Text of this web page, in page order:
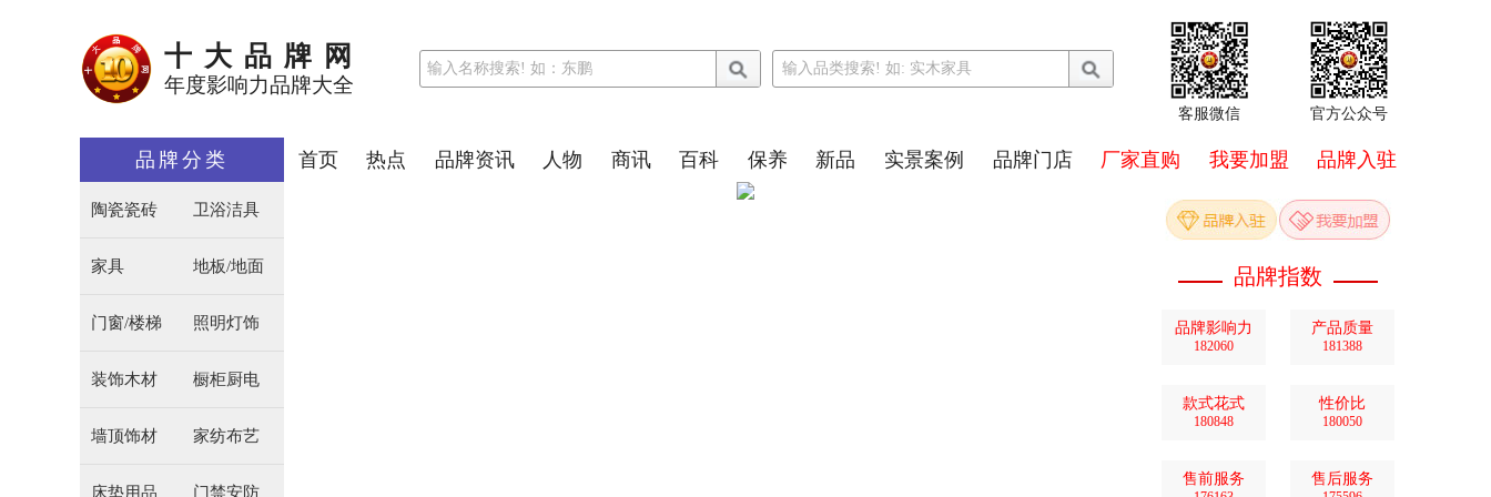
十大品牌网
年度影响力品牌大全
客服微信 官方公众号
品牌分类
陶瓷瓷砖 卫浴洁具
家具 地板/地面
门窗/楼梯 照明灯饰
装饰木材 橱柜厨电
墙顶饰材 家纺布艺
床垫用品 门禁安防
首页 热点 品牌资讯 人物 商讯 百科 保养 新品 实景案例 品牌门店 厂家直购 我要加盟 品牌入驻
品牌指数
品牌影响力
182060
产品质量
181388
款式花式
180848
性价比
180050
售前服务 售后服务